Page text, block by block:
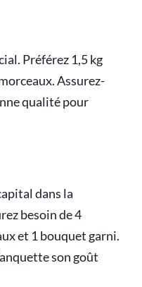
Préférez 1,5 kg
Assurez-
qualité pour
dans la
besoin de 4
et 1 bouquet garni.
son goût